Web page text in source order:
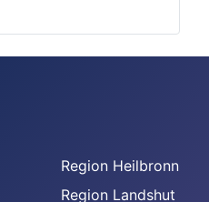
Region Heilbronn
Region Landshut